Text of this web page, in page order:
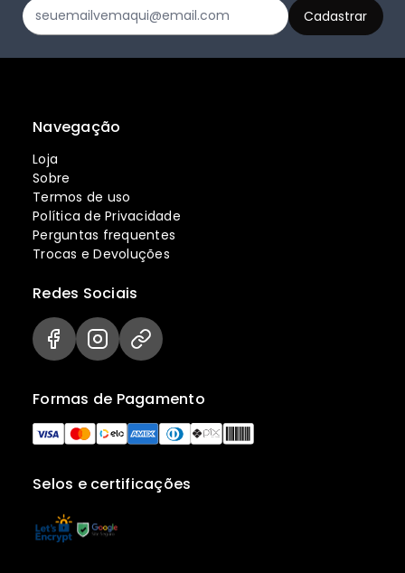
Navegação
Loja
Sobre
Termos de uso
Política de Privacidade
Perguntas frequentes
Trocas e Devoluções
Selos e certificações
Formas de Pagamento
Redes Sociais